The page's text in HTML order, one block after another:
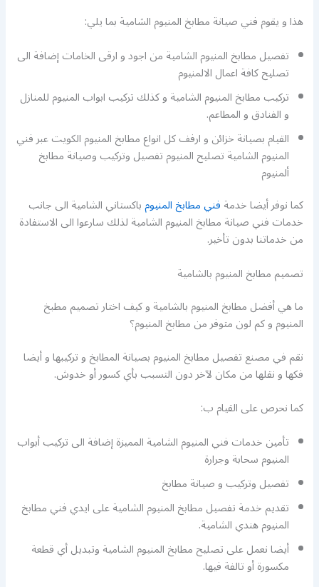
هذا و يقوم فني صيانة مطابخ المنيوم الشامية بما يلي:
تفصيل مطابخ المنيوم الشامية من اجود و ارقى الخامات إضافة الى
تصليح كافة اعمال الالمنيوم
تركيب مطابخ المنيوم الشامية و كذلك تركيب ابواب المنيوم للمنازل
و الفنادق و المطاعم.
القيام بصيانة خزائن و ارفف كل انواع مطابخ المنيوم الكويت عبر فني
المنيوم الشامية تصليح المنيوم تفصيل وتركيب وصيانة مطابخ
ألمنيوم
كما نوفر أيضا خدمةفني مطابخ المنيومباكستاني الشامية الى جانب
خدمات فني صيانة مطابخ المنيوم الشامية لذلك سارعوا الى الاستفادة
من خدماتنا بدون تأخير.
تصميم مطابخ المنيوم بالشامية
ما هي أفضل مطابخ المنيوم بالشامية و كيف اختار تصميم مطبخ
المنيوم و كم لون متوفر من مطابخ المنيوم؟
نقم في مصنع تفصيل مطابخ المنيوم بصيانة المطابخ و تركيبها و أيضا
فكها و نقلها من مكان لآخر دون التسبب بأي كسور أو خدوش.
كما نحرص على القيام ب:
تأمين خدمات فني المنيوم الشامية المميزة إضافة الى تركيب أبواب
المنيوم سحابة وجرارة
تفصيل وتركيب و صيانة مطابخ
تقديم خدمة تفصيل مطابخ المنيوم الشامية على ايدي فني مطابخ
المنيوم هندي الشامية.
أيضا نعمل على تصليح مطابخ المنيوم الشامية وتبديل أي قطعة
مكسورة أو تالفة فيها.